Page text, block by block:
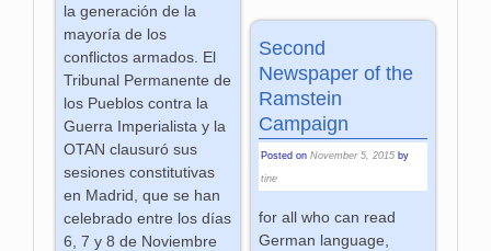
la generación de la
mayoría de los
conflictos armados. El
Tribunal Permanente de
los Pueblos contra la
Guerra Imperialista y la
OTAN clausuró sus
sesiones constitutivas
en Madrid, que se han
celebrado entre los días
6, 7 y 8 de Noviembre
Second
Newspaper of the
Ramstein
Campaign
Posted on November 5, 2015 by
tine
for all who can read
German language,